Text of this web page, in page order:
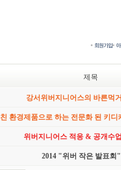
제목
강서위버지니어스의 바른먹
친 환경제품으로 하는 전문화 된 키디
위버지니어스 적응 & 공개수
2014 "위버 작은 발표회"